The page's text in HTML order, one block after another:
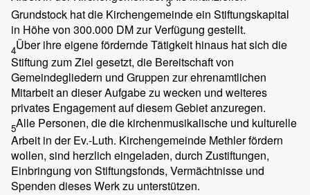
Grundstock hat die Kirchengemeinde ein Stiftungskapital
in Höhe von 300.000 DM zur Verfügung gestellt.
4Über ihre eigene fördernde Tätigkeit hinaus hat sich die
Stiftung zum Ziel gesetzt, die Bereitschaft von
Gemeindegliedern und Gruppen zur ehrenamtlichen
Mitarbeit an dieser Aufgabe zu wecken und weiteres
privates Engagement auf diesem Gebiet anzuregen.
5Alle Personen, die die kirchenmusikalische und kulturelle
Arbeit in der Ev.-Luth. Kirchengemeinde Methler fördern
wollen, sind herzlich eingeladen, durch Zustiftungen,
Einbringung von Stiftungsfonds, Vermächtnisse und
Spenden dieses Werk zu unterstützen.